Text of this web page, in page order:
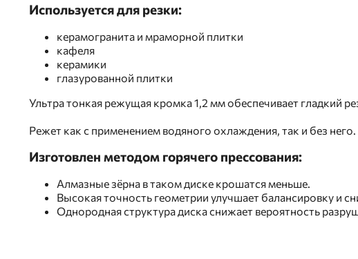
Используется для резки:
керамогранита и мраморной плитки
кафеля
керамики
глазурованной плитки
Ультра тонкая режущая кромка 1,2 мм обеспечивает гладкий
Режет как с применением водяного охлаждения, так и без него.
Изготовлен методом горячего прессования:
Алмазные зёрна в таком диске крошатся меньше.
Высокая точность геометрии улучшает балансировку и
Однородная структура диска снижает вероятность